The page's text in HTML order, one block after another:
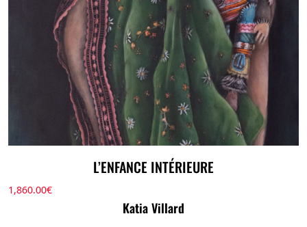
L’ENFANCE INTÉRIEURE
1,860.00€
Katia Villard